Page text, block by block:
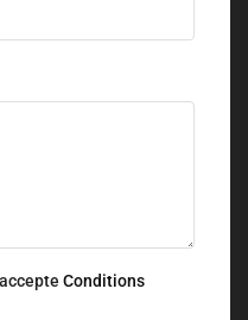
Conditions